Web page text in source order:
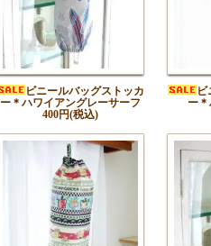
ビニールバッグストッカ
ー＊ハワイアングレーサーフ
400円(税込)
ビ
ー